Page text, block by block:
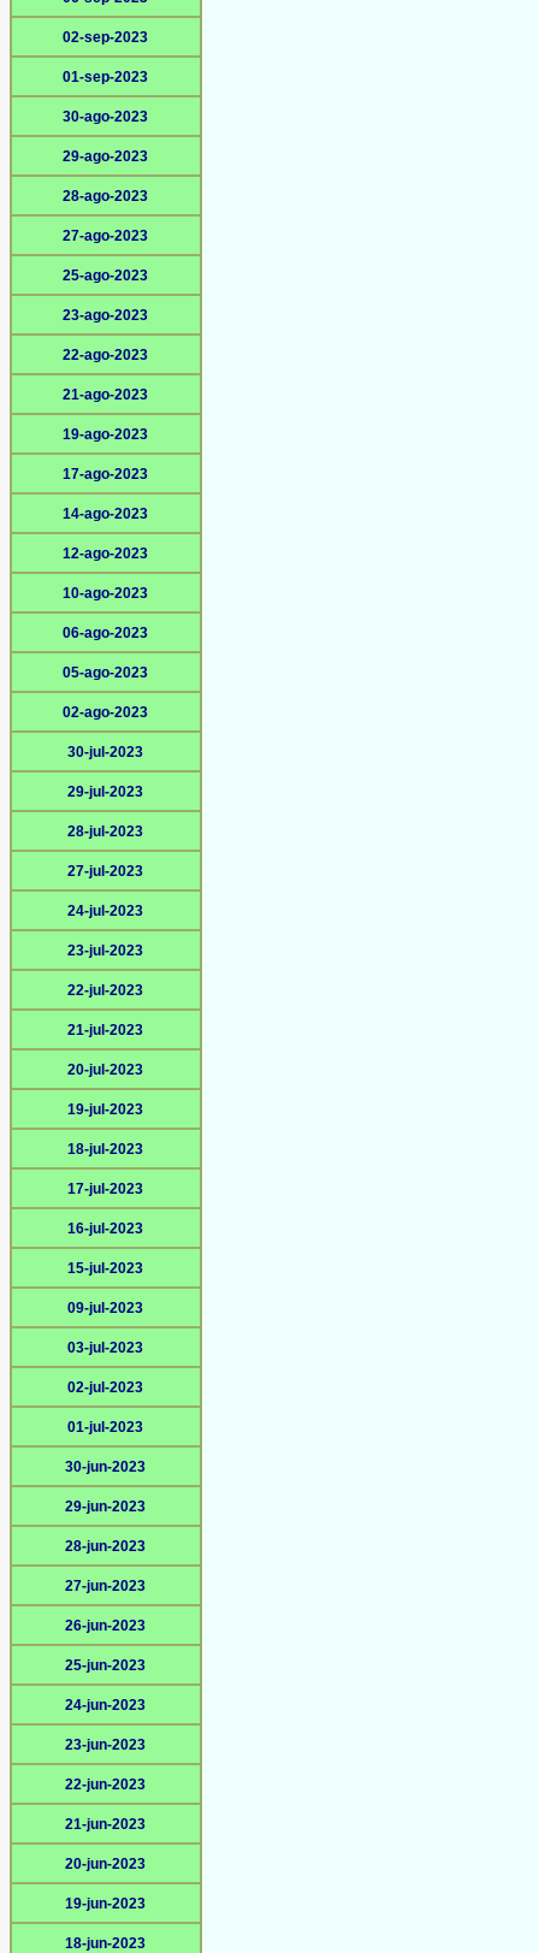
02-sep-2023
01-sep-2023
30-ago-2023
29-ago-2023
28-ago-2023
27-ago-2023
25-ago-2023
23-ago-2023
22-ago-2023
21-ago-2023
19-ago-2023
17-ago-2023
14-ago-2023
12-ago-2023
10-ago-2023
06-ago-2023
05-ago-2023
02-ago-2023
30-jul-2023
29-jul-2023
28-jul-2023
27-jul-2023
24-jul-2023
23-jul-2023
22-jul-2023
21-jul-2023
20-jul-2023
19-jul-2023
18-jul-2023
17-jul-2023
16-jul-2023
15-jul-2023
09-jul-2023
03-jul-2023
02-jul-2023
01-jul-2023
30-jun-2023
29-jun-2023
28-jun-2023
27-jun-2023
26-jun-2023
25-jun-2023
24-jun-2023
23-jun-2023
22-jun-2023
21-jun-2023
20-jun-2023
19-jun-2023
18-jun-2023